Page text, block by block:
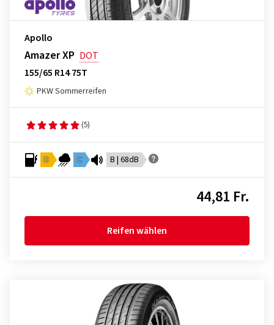
Apollo
Amazer XP DOT
155/65 R14 75T
PKW Sommerreifen
(5)
D C B | 68dB
44,81 Fr.
Reifen wählen